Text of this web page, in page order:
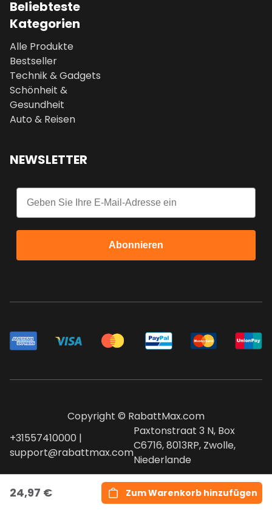
Beliebteste
Kategorien
Alle Produkte
Bestseller
Technik & Gadgets
Schönheit &
Gesundheit
Auto & Reisen
NEWSLETTER
Email
Abonnieren
Copyright © RabattMax.com
+31557410000 |
support@rabattmax.com
Paxtonstraat 3 N, Box
C6716, 8013RP, Zwolle,
Niederlande
24,97 € Zum Warenkorb hinzufügen